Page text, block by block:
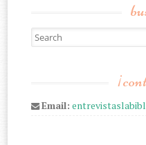
Search for:
Email: